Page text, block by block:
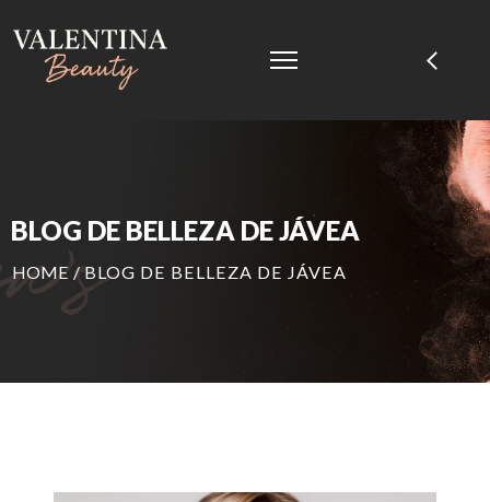
BLOG DE BELLEZA DE JÁVEA
HOME/BLOG DE BELLEZA DE JÁVEA